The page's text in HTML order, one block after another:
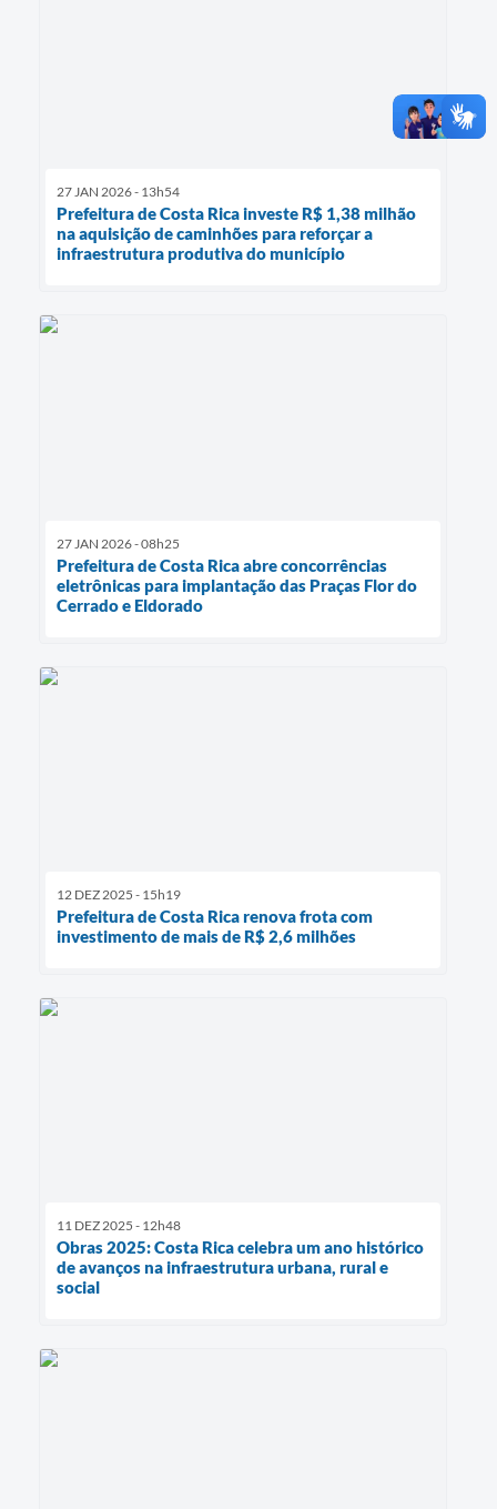
27 JAN 2026 - 13h54
Prefeitura de Costa Rica investe R$ 1,38 milhão
na aquisição de caminhões para reforçar a
infraestrutura produtiva do município
27 JAN 2026 - 08h25
Prefeitura de Costa Rica abre concorrências
eletrônicas para implantação das Praças Flor do
Cerrado e Eldorado
12 DEZ 2025 - 15h19
Prefeitura de Costa Rica renova frota com
investimento de mais de R$ 2,6 milhões
11 DEZ 2025 - 12h48
Obras 2025: Costa Rica celebra um ano histórico
de avanços na infraestrutura urbana, rural e
social